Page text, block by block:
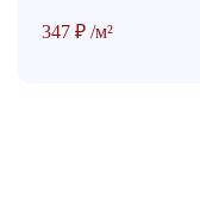
347 ₽ /м²